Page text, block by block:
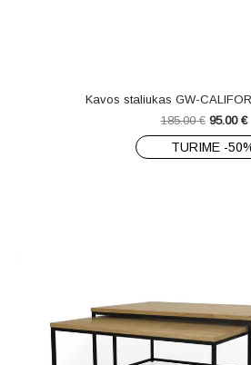
Kavos staliukas GW-
185.00€ 95.00 €
TURIME -